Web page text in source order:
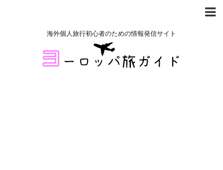
海外個人旅行初心者のための情報発信サイト